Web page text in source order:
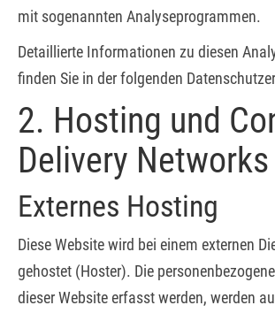
mit sogenannten Analyseprogrammen.
Detaillierte Informationen zu diesen
finden Sie in der folgenden
2. Hosting und
Delivery
Externes Hosting
Diese Website wird bei einem externen
gehostet (Hoster). Die
dieser Website erfasst werden, werden